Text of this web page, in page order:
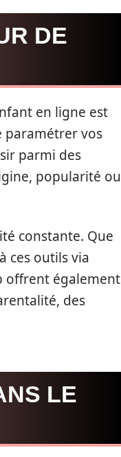
DE
en ligne est
paramétrer vos
parmi des
popularité ou
constante. Que
ces outils via
offrent également
des
LE